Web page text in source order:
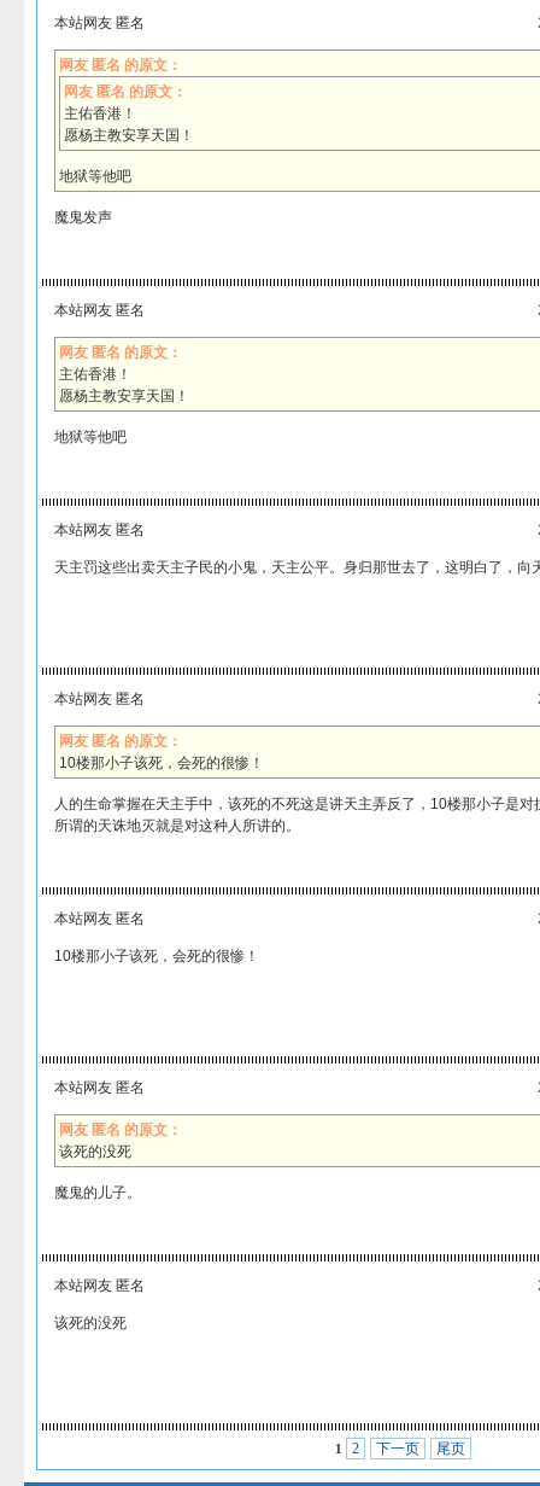
本站网友 匿名
网友 匿名 的原文：
网友 匿名 的原文：
主佑香港！
愿杨主教安享天国！
地狱等他吧
魔鬼发声
本站网友 匿名
网友 匿名 的原文：
主佑香港！
愿杨主教安享天国！
地狱等他吧
本站网友 匿名
天主罚这些出卖天主子民的小鬼，天主公平。身归那世去了，这明白了，向
本站网友 匿名
网友 匿名 的原文：
10楼那小子该死，会死的很惨！
人的生命掌握在天主手中，该死的不死这是讲天主弄反了，10楼那小子是
所谓的天诛地灭就是对这种人所讲的。
本站网友 匿名
10楼那小子该死，会死的很惨！
本站网友 匿名
网友 匿名 的原文：
该死的没死
魔鬼的儿子。
本站网友 匿名
该死的没死
1 2 下一页 尾页